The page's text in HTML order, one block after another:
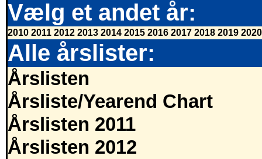
Vælg et andet år:
2010 2011 2012 2013 2014 2015 2016 2017 2018 2019 2020
Alle årslister:
Årslisten
Årsliste/Yearend Chart
Årslisten 2011
Årslisten 2012